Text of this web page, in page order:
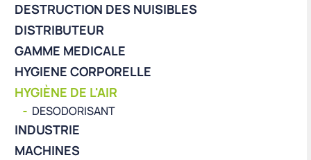
DESTRUCTION DES NUISIBLES
DISTRIBUTEUR
GAMME MEDICALE
HYGIENE CORPORELLE
HYGIÈNE DE L'AIR
DESODORISANT
INDUSTRIE
MACHINES